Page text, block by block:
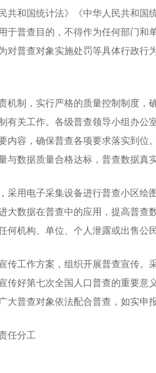
和国统计法》《中华人民共和国
普查目的，不得作为任何部门和
对普查对象实施处罚等具体行政
制，实行严格的质量控制制度，
有关工作。各级普查领导小组办
容，确保普查各项要求落实到位
数据质量合格达标，普查数据真
用电子采集设备进行普查小区绘
数据在普查中的应用，提高普查
机构、单位、个人泄露或出售公
工作方案，组织开展普查宣传。
传好第七次全国人口普查的重要
普查对象依法配合普查，如实申
任分工